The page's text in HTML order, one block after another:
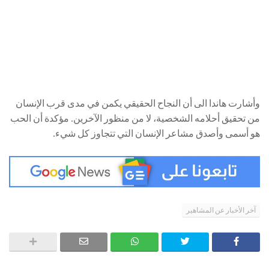
وأشارت هاندا الى أن النجاح الحقيقي يكمن في مدى قرب الإنسان
من تحقيق أحلامه الشخصية، لا من منظور الآخرين. مؤكدة أن الحب
هو أسمى وأصدق مشاعر الإنسان التي تتجاوز كل شيء.
آخر الأخبار عن المشاهير